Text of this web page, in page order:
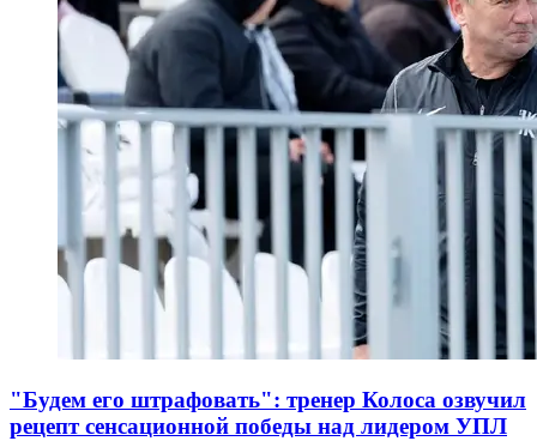
"Будем его штрафовать": тренер Колоса озвучил
рецепт сенсационной победы над лидером УПЛ